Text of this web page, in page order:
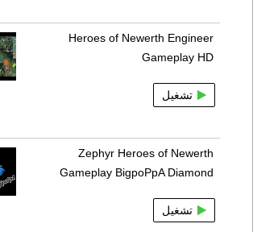
Heroes of Newerth Engineer
Gameplay HD
تشغيل
Zephyr Heroes of Newerth
Gameplay BigpoPpA Diamond
تشغيل